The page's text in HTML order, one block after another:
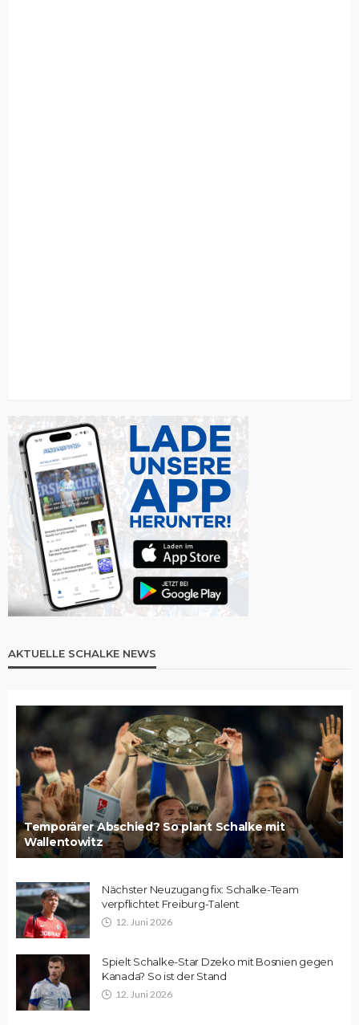
AKTUELLE SCHALKE NEWS
Temporärer Abschied? So plant Schalke mit
Wallentowitz
Nächster Neuzugang fix: Schalke-Team
verpflichtet Freiburg-Talent
12. Juni 2026
Spielt Schalke-Star Dzeko mit Bosnien gegen
Kanada? So ist der Stand
12. Juni 2026